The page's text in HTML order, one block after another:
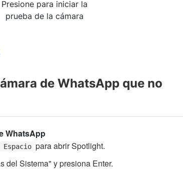
Presione para iniciar la
prueba de la cámara
de WhatsApp que no
WhatsApp
Espacio para abrir Spotlight.
del Sistema" y presiona Enter.